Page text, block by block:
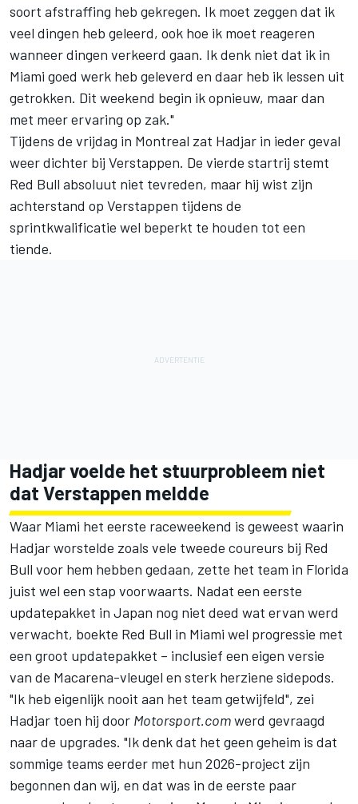
soort afstraffing heb gekregen. Ik moet zeggen dat ik
veel dingen heb geleerd, ook hoe ik moet reageren
wanneer dingen verkeerd gaan. Ik denk niet dat ik in
Miami goed werk heb geleverd en daar heb ik lessen uit
getrokken. Dit weekend begin ik opnieuw, maar dan
met meer ervaring op zak."
Tijdens de vrijdag in Montreal zat Hadjar in ieder geval
weer dichter bij Verstappen. De vierde startrij stemt
Red Bull absoluut niet tevreden, maar hij wist zijn
achterstand op Verstappen tijdens de
sprintkwalificatie wel beperkt te houden tot een
tiende.
Hadjar voelde het stuurprobleem niet
dat Verstappen meldde
Waar Miami het eerste raceweekend is geweest waarin
Hadjar worstelde zoals vele tweede coureurs bij Red
Bull voor hem hebben gedaan, zette het team in Florida
juist wel een stap voorwaarts. Nadat een eerste
updatepakket in Japan nog niet deed wat ervan werd
verwacht, boekte Red Bull in Miami wel progressie met
een groot updatepakket – inclusief een eigen versie
van de Macarena-vleugel en sterk herziene sidepods.
"Ik heb eigenlijk nooit aan het team getwijfeld", zei
Hadjar toen hij door Motorsport.comwerd gevraagd
naar de upgrades. "Ik denk dat het geen geheim is dat
sommige teams eerder met hun 2026-project zijn
begonnen dan wij, en dat was in de eerste paar